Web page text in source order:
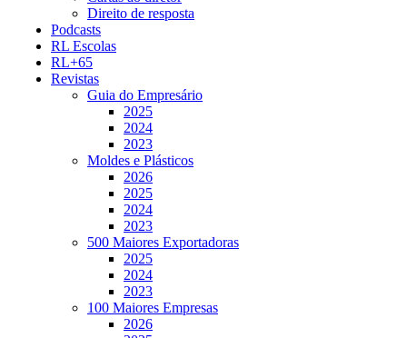
Direito de resposta
Podcasts
RL Escolas
RL+65
Revistas
Guia do Empresário
2025
2024
2023
Moldes e Plásticos
2026
2025
2024
2023
500 Maiores Exportadoras
2025
2024
2023
100 Maiores Empresas
2026